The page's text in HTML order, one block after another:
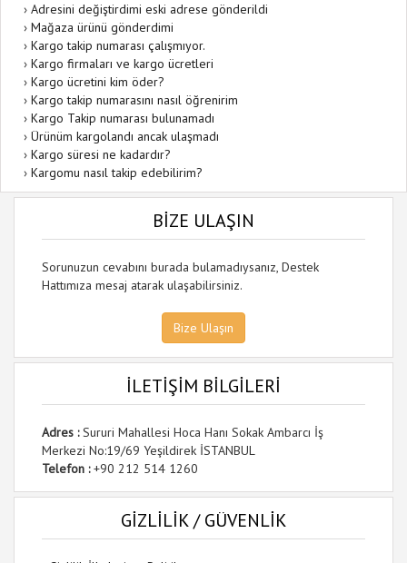
› Adresini değiştirdimi eski adrese gönderildi
› Mağaza ürünü gönderdimi
› Kargo takip numarası çalışmıyor.
› Kargo firmaları ve kargo ücretleri
› Kargo ücretini kim öder?
› Kargo takip numarasını nasıl öğrenirim
› Kargo Takip numarası bulunamadı
› Ürünüm kargolandı ancak ulaşmadı
› Kargo süresi ne kadardır?
› Kargomu nasıl takip edebilirim?
BİZE ULAŞIN
Sorunuzun cevabını burada bulamadıysanız, Destek
Hattımıza mesaj atarak ulaşabilirsiniz.
Bize Ulaşın
İLETİŞİM BİLGİLERİ
Adres :Sururi Mahallesi Hoca Hanı Sokak Ambarcı İş
Merkezi No:19/69 Yeşildirek İSTANBUL
Telefon :+90 212 514 1260
GİZLİLİK / GÜVENLİK